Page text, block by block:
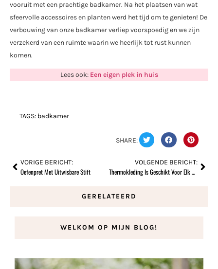
vooruit met een prachtige badkamer. Na het plaatsen van wat
sfeervolle accessoires en planten werd het tijd om te genieten! De
verbouwing van onze badkamer verliep voorspoedig en we zijn
verzekerd van een ruimte waarin we heerlijk tot rust kunnen
komen.
Lees ook: Een eigen plek in huis
TAGS: badkamer
SHARE:
VORIGE BERICHT:
Oefenpret Met Uitwisbare Stift
VOLGENDE BERICHT:
Thermokleding Is Geschikt Voor Elk Seizoen
GERELATEERD
WELKOM OP MIJN BLOG!